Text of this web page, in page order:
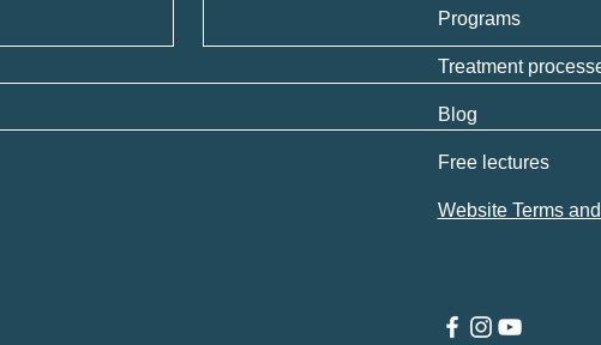
Programs
Treatment
Blog
Free lectures
Website Terms